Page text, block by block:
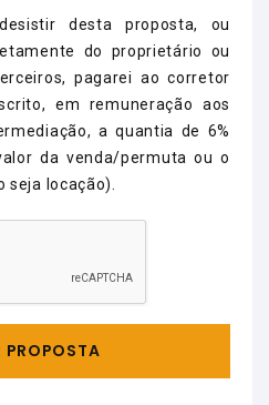
desta proposta, ou
do proprietário ou
pagarei ao corretor
em remuneração aos
a quantia de 6%
da venda/permuta ou o
seja locação).
PROPOSTA